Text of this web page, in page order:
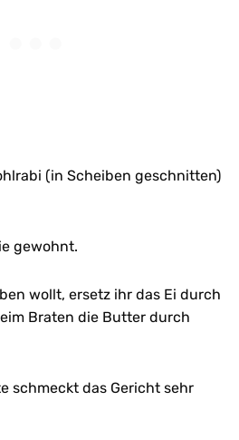
(in Scheiben geschnitten)
gewohnt.
wollt, ersetz ihr das Ei durch
Braten die Butter durch
schmeckt das Gericht sehr